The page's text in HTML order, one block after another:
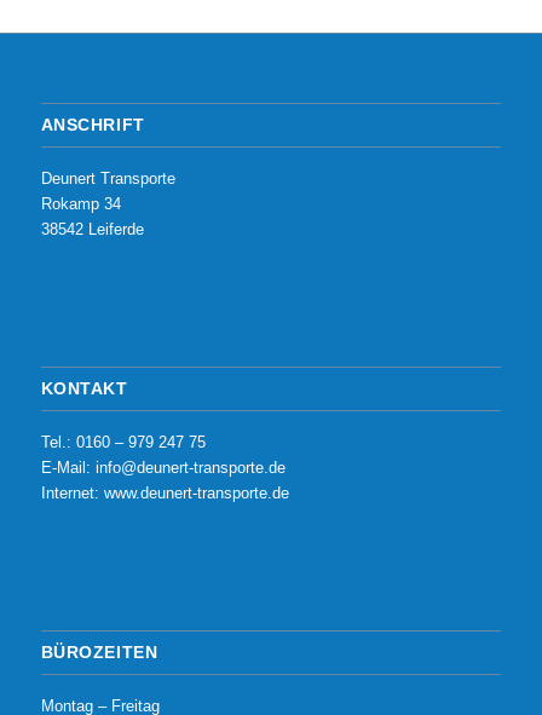
ANSCHRIFT
Deunert Transporte
Rokamp 34
38542 Leiferde
KONTAKT
Tel.: 0160 – 979 247 75
E-Mail: info@deunert-transporte.de
Internet: www.deunert-transporte.de
BÜROZEITEN
Montag – Freitag